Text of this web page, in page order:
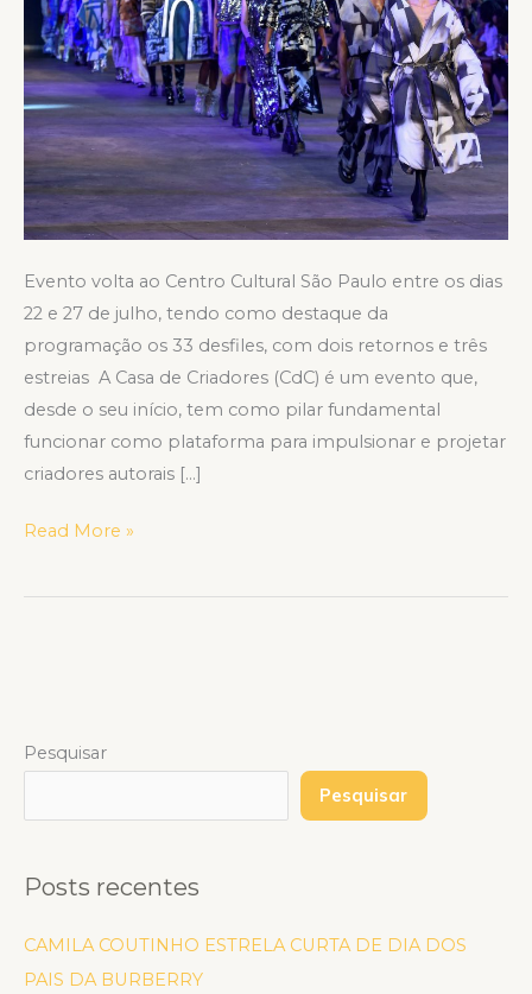
Evento volta ao Centro Cultural São Paulo entre os dias
22 e 27 de julho, tendo como destaque da
programação os 33 desfiles, com dois retornos e três
estreias A Casa de Criadores (CdC) é um evento que,
desde o seu início, tem como pilar fundamental
funcionar como plataforma para impulsionar e projetar
criadores autorais […]
criativa
e
produtiva
da
moda
autoral
brasileira
Read More »
Pesquisar
Pesquisar
Posts recentes
CAMILA COUTINHO ESTRELA CURTA DE DIA DOS
PAIS DA BURBERRY